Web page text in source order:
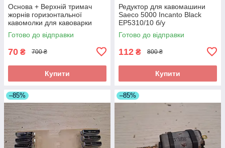
Основа + Верхній тримач
жорнів горизонтальної
кавомолки для кавоварки
Saeco 5000 Incanto Black
EP5310/10 б/у
Готово до відправки
70 ₴ 700 ₴
Купити
Редуктор для кавомашини
Saeco 5000 Incanto Black
EP5310/10 б/у
Готово до відправки
112 ₴ 800 ₴
Купити
–85% –85%